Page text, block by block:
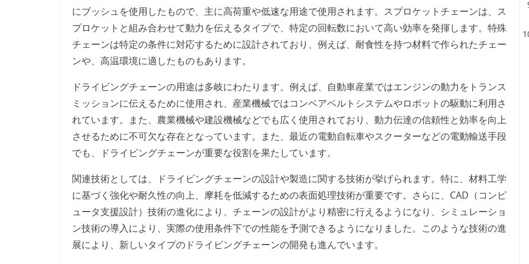
にブッシュを使用したもので、主に高荷重や低速な用途で使用されます。スプロケットチェーンは、ス
プロケットと組み合わせて動力を伝えるタイプで、特定の回転数において高い効率を発揮します。特殊
チェーンは特定の条件に対応するために設計されており、例えば、耐食性を持つ材料で作られたチェー
ンや、高温環境に適したものもあります。
ドライビングチェーンの用途は多岐にわたります。例えば、自動車産業ではエンジンの動力をトランス
ミッションに伝えるために使用され、産業機械ではコンベアベルトシステムやロボットの駆動に利用さ
れています。また、農業機械や建設機械などでも広く使用されており、動力伝達の信頼性と効率を向上
させるために不可欠な存在となっています。また、最近の電動自転車やスクーターなどの電動輸送手段
でも、ドライビングチェーンが重要な役割を果たしています。
関連技術としては、ドライビングチェーンの設計や製造に関する技術が挙げられます。特に、材料工学
に基づく強化や耐久性の向上、摩耗を低減するための表面処理技術が重要です。さらに、CAD（コンピ
ュータ支援設計）技術の進化により、チェーンの設計がより精密に行えるようになり、シミュレーショ
ン技術の導入により、実際の使用条件下での性能を予測できるようになりました。このような技術の進
展により、新しいタイプのドライビングチェーンの開発も進んでいます。